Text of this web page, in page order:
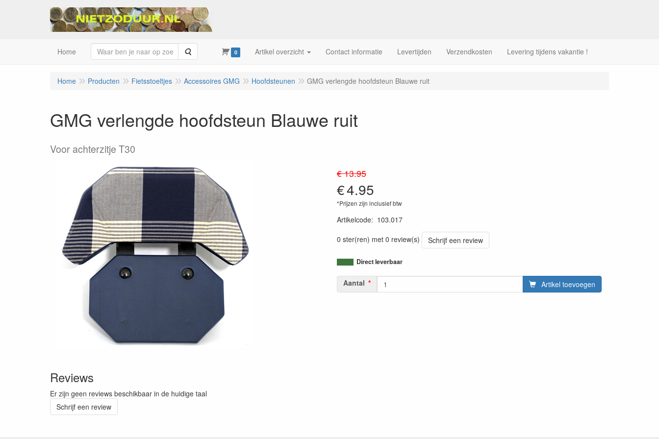
Home Zoeken 0 Artikel overzicht Contact informatie Levertijden Verzendkosten Levering tijdens vakantie !
Home Producten Fietsstoeltjes Accessoires GMG Hoofdsteunen GMG verlengde hoofdsteun Blauwe ruit
GMG verlengde hoofdsteun Blauwe ruit
Voor achterzitje T30
€ 13.95
€4.95
*Prijzen zijn inclusief btw
Artikelcode: 103.017
0 ster(ren) met 0 review(s)
Schrijf een review
Direct leverbaar
Aantal Artikel toevoegen
Reviews
Er zijn geen reviews beschikbaar in de huidige taal
Schrijf een review